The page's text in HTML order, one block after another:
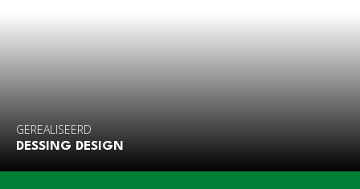
GEREALISEERD
DESSING DESIGN